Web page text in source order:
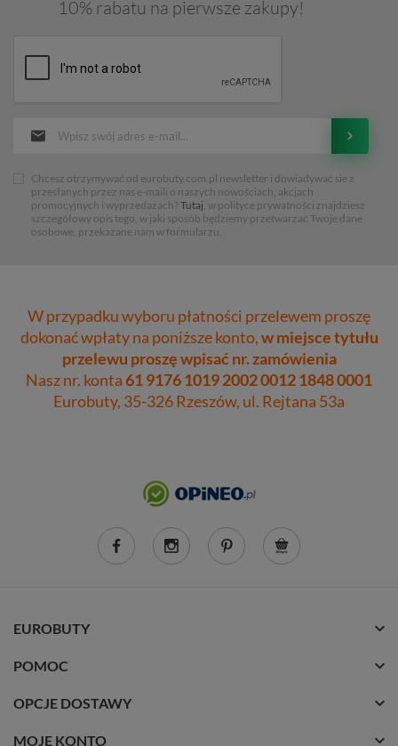
10% rabatu na pierwsze zakupy!
Chcesz otrzymywać od eurobuty.com.pl newsletter i dowiadywać sie z
przesłanych przez nas e-maili o naszych nowościach, akcjach
promocyjnych i wyprzedażach? Tutaj , w polityce prywatności znajdziesz
szczegółowy opis tego, w jaki sposób będziemy przetwarzać Twoje dane
osobowe, przekazane nam w formularzu.
W przypadku wyboru płatności przelewem proszę
dokonać wpłaty na poniższe konto,w miejsce tytułu
przelewu proszę wpisać nr. zamówienia
Nasz nr. konta61 9176 1019 2002 0012 1848 0001
Eurobuty, 35-326 Rzeszów, ul. Rejtana 53a
EUROBUTY
POMOC
OPCJE DOSTAWY
MOJE KONTO